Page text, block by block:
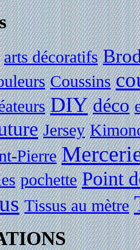
arts décoratifs
Coussins
DIY déco
Jersey
Pierre
pochette Point
Tissus au mètre